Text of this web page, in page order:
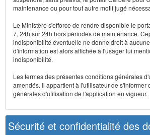
maintenance ou pour tout autre motif jugé
Le Ministère s'efforce de rendre disponible le
7, 24h sur 24h hors périodes de maintenance.
indisponibilité éventuelle ne donne droit à
d'information est alors affichée à l'usager lui
indisponibilité.
Les termes des présentes conditions générales
amendés. Il appartient à l'utilisateur de s'informer
générales d'utilisation de l'application en vigueur.
Sécurité et confidentialité des